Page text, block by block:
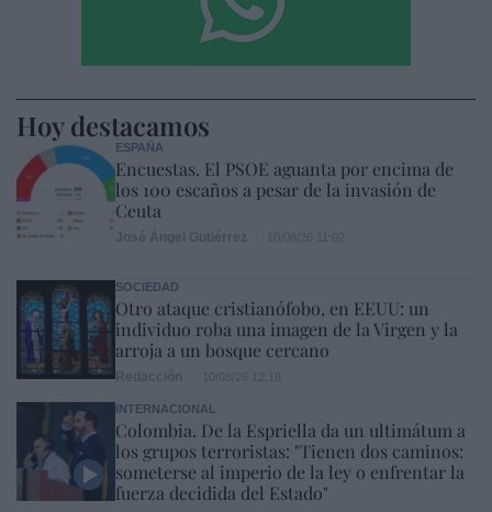
Hoy destacamos
ESPAÑA
Encuestas. El PSOE aguanta por encima de
los 100 escaños a pesar de la invasión de
Ceuta
SOCIEDAD
Otro ataque cristianófobo, en EEUU: un
individuo roba una imagen de la Virgen y la
arroja a un bosque cercano
INTERNACIONAL
Colombia. De la Espriella da un ultimátum a
los grupos terroristas: "Tienen dos caminos:
someterse al imperio de la ley o enfrentar la
fuerza decidida del Estado"